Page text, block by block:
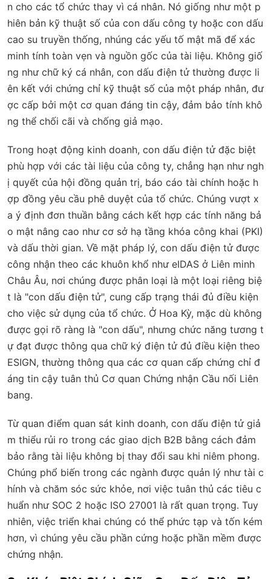
n cho các tổ chức thay vì cá nhân. Nó giống như một p
hiên bản kỹ thuật số của con dấu công ty hoặc con dấu
cao su truyền thống, nhúng các yếu tố mật mã để xác
minh tính toàn vẹn và nguồn gốc của tài liệu. Không giố
ng như chữ ký cá nhân, con dấu điện tử thường được li
ên kết với chứng chỉ kỹ thuật số của một pháp nhân, đư
ợc cấp bởi một cơ quan đáng tin cậy, đảm bảo tính khô
ng thể chối cãi và chống giả mạo.
Trong hoạt động kinh doanh, con dấu điện tử đặc biệt
phù hợp với các tài liệu của công ty, chẳng hạn như ngh
ị quyết của hội đồng quản trị, báo cáo tài chính hoặc h
ợp đồng yêu cầu phê duyệt của tổ chức. Chúng vượt x
a ý định đơn thuần bằng cách kết hợp các tính năng bả
o mật nâng cao như cơ sở hạ tầng khóa công khai (PKI)
và dấu thời gian. Về mặt pháp lý, con dấu điện tử được
công nhận theo các khuôn khổ như eIDAS ở Liên minh
Châu Âu, nơi chúng được phân loại là một loại riêng biệ
t là "con dấu điện tử", cung cấp trạng thái đủ điều kiện
cho việc sử dụng của tổ chức. Ở Hoa Kỳ, mặc dù không
được gọi rõ ràng là "con dấu", nhưng chức năng tương t
ự đạt được thông qua chữ ký điện tử đủ điều kiện theo
ESIGN, thường thông qua các cơ quan cấp chứng chỉ đ
áng tin cậy tuân thủ Cơ quan Chứng nhận Cầu nối Liên
bang.
Từ quan điểm quan sát kinh doanh, con dấu điện tử giả
m thiểu rủi ro trong các giao dịch B2B bằng cách đảm
bảo rằng tài liệu không bị thay đổi sau khi niêm phong.
Chúng phổ biến trong các ngành được quản lý như tài c
hính và chăm sóc sức khỏe, nơi việc tuân thủ các tiêu c
huẩn như SOC 2 hoặc ISO 27001 là rất quan trọng. Tuy
nhiên, việc triển khai chúng có thể phức tạp và tốn kém
hơn, vì chúng yêu cầu phần cứng hoặc phần mềm được
chứng nhận.